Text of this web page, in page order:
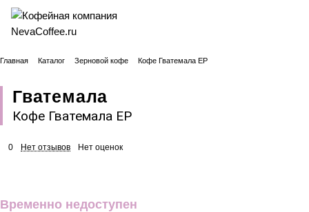
Главная Каталог Зерновой кофе Кофе Гватемала EP
Гватемала
Кофе Гватемала EP
0 Нет отзывов Нет оценок
Временно недоступен